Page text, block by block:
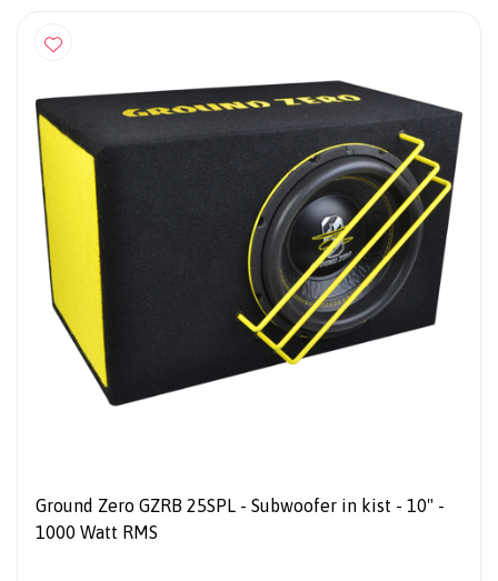
Ground Zero GZRB 25SPL - Subwoofer in kist - 10" -
1000 Watt RMS